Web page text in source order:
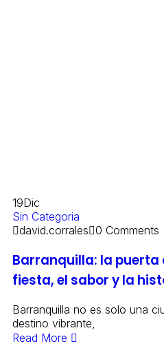
19Dic
Sin Categoria
david.corrales 0 Comments
Barranquilla: la puerta
fiesta, el sabor y la
Barranquilla no es solo una
destino vibrante,
Read More